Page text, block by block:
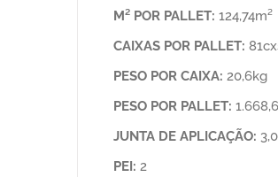
M² POR PALLET: 124,74m²
CAIXAS POR PALLET:
PESO POR CAIXA: 20,6kg
PESO POR PALLET:
JUNTA DE APLICAÇÃO:
PEI: 2